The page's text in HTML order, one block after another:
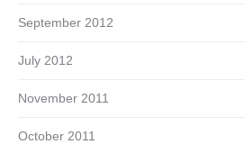
September 2012
July 2012
November 2011
October 2011